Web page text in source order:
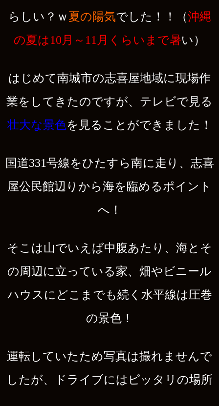
らしい？ｗ夏の陽気でした！！（沖縄
の夏は10月～11月くらいまで暑い）
はじめて南城市の志喜屋地域に現場作
業をしてきたのですが、テレビで見る
壮大な景色を見ることができました！
国道331号線をひたすら南に走り、志喜
屋公民館辺りから海を臨めるポイント
へ！
そこは山でいえば中腹あたり、海とそ
の周辺に立っている家、畑やビニール
ハウスにどこまでも続く水平線は圧巻
の景色！
運転していたため写真は撮れませんで
したが、ドライブにはピッタリの場所